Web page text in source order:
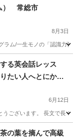
） 常総市
8月3日
ム/一生モノの「認識力育
る英会話レッス
たい人へとにかく
6月12日
ございます。 長文で長
の葉を摘んで高級